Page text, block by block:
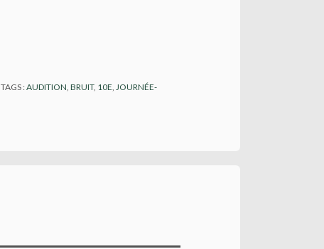
TAGS :AUDITION ,BRUIT, 10E JOURNÉE-